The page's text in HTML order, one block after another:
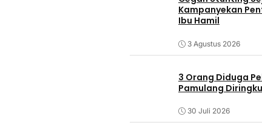
Kampanyekan
Ibu Hamil
3 Agustus 2026
3 Orang Diduga
Pamulang
30 Juli 2026